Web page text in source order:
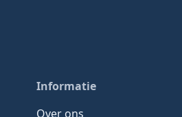
Informatie
Over ons